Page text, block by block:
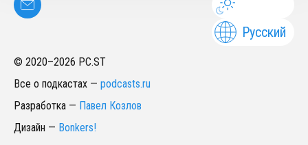
Русский
© 2020–2026 PC.ST
Все о подкастах — podcasts.ru
Разработка — Павел Козлов
Дизайн — Bonkers!